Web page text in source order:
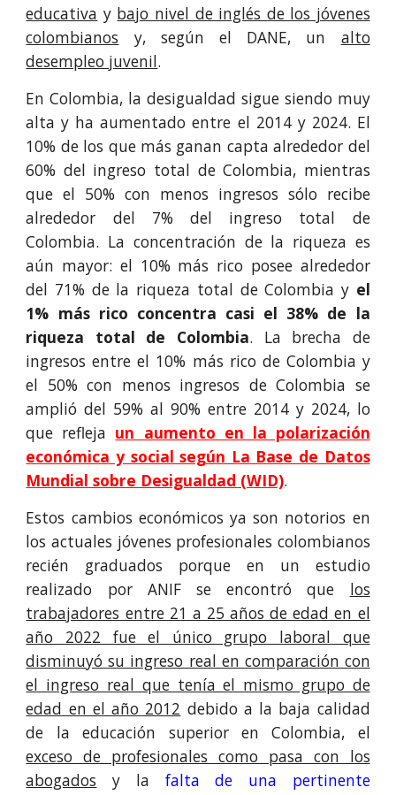
educativa y bajo nivel de inglés de los jóvenes
colombianos y, según el DANE, un alto
desempleo juvenil.
En Colombia, la desigualdad sigue siendo muy
alta y ha aumentado entre el 2014 y 2024. El
10% de los que más ganan capta alrededor del
60% del ingreso total de Colombia, mientras
que el 50% con menos ingresos sólo recibe
alrededor del 7% del ingreso total de
Colombia. La concentración de la riqueza es
aún mayor: el 10% más rico posee alrededor
del 71% de la riqueza total de Colombia y el
1% más rico concentra casi el 38% de la
riqueza total de Colombia. La brecha de
ingresos entre el 10% más rico de Colombia y
el 50% con menos ingresos de Colombia se
amplió del 59% al 90% entre 2014 y 2024, lo
que refleja un aumento en la polarización
económica y social según La Base de Datos
Mundial sobre Desigualdad (WID).
Estos cambios económicos ya son notorios en
los actuales jóvenes profesionales colombianos
recién graduados porque en un estudio
realizado por ANIF se encontró que los
trabajadores entre 21 a 25 años de edad en el
año 2022 fue el único grupo laboral que
disminuyó su ingreso real en comparación con
el ingreso real que tenía el mismo grupo de
edad en el año 2012 debido a la baja calidad
de la educación superior en Colombia, el
exceso de profesionales como pasa con los
abogados y la falta de una pertinente